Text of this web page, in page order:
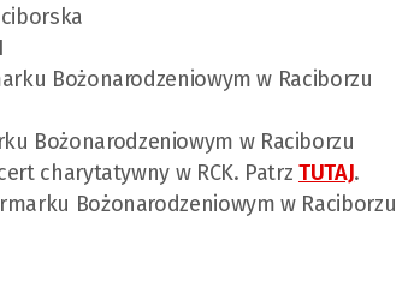
Bożonarodzeniowym w Raciborzu
Bożonarodzeniowym w Raciborzu
charytatywny w RCK. Patrz TUTAJ.
Bożonarodzeniowym w Raciborzu